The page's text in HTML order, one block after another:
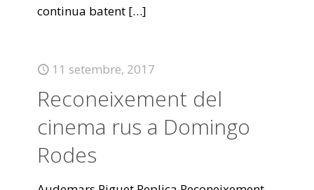
continua batent […]
11 setembre, 2017
Reconeixement del
cinema rus a Domingo
Rodes